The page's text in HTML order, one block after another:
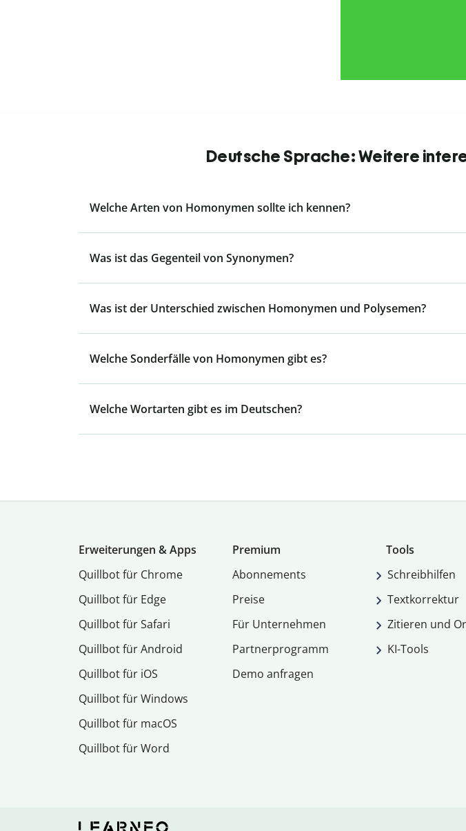
Deutsche Sprache: Weitere
Welche Arten von Homonymen sollte ich kennen?
Was ist das Gegenteil von Synonymen?
Was ist der Unterschied zwischen Homonymen und Polysemen?
Welche Sonderfälle von Homonymen gibt es?
Welche Wortarten gibt es im Deutschen?
Erweiterungen & Apps
Quillbot für Chrome
Quillbot für Edge
Quillbot für Safari
Quillbot für Android
Quillbot für iOS
Quillbot für Windows
Quillbot für macOS
Quillbot für Word
Premium
Abon­ne­ments
Preise
Für Unternehmen
Partnerprogramm
Demo anfragen
Tools
Schreibhilfen
Textkorrektur
Zitieren und
KI-Tools